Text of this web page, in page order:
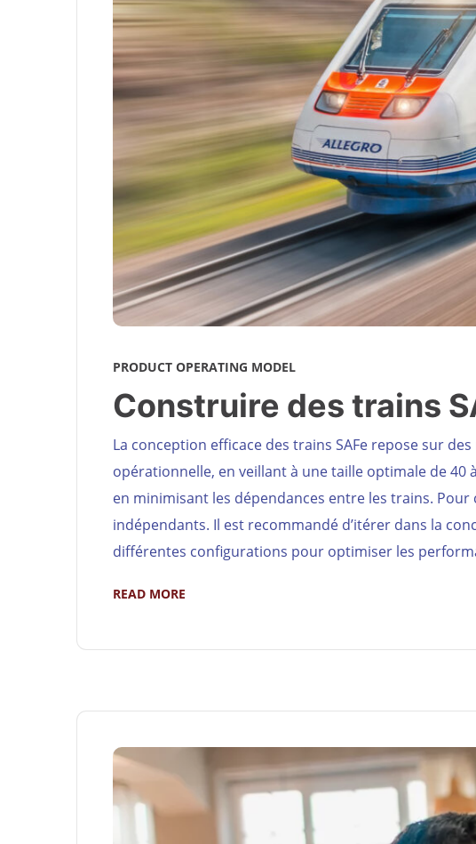
PRODUCT OPERATING MODEL
Construire des trains
La conception efficace des trains SAFe repose sur
opérationnelle, en veillant à une taille optimale de
en minimisant les dépendances entre les trains.
indépendants. Il est recommandé d’itérer dans la
différentes configurations pour optimiser les
READ MORE